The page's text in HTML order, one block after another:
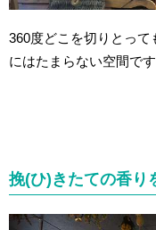
360度どこを切りとっ
にはたまらない空間です
挽(ひ)きたての香り